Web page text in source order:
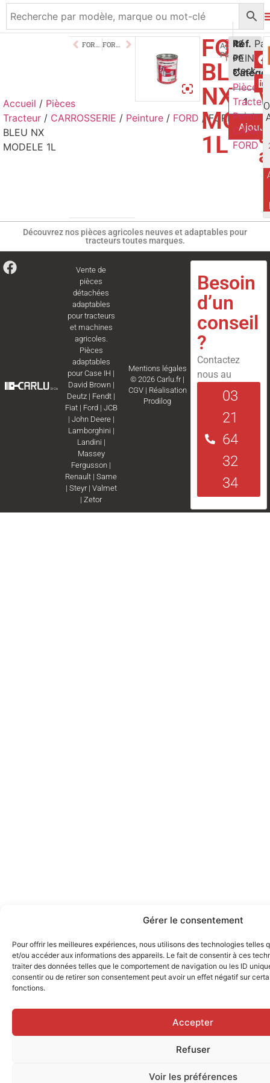
Gérer le consentement
Pour offrir les meilleures expériences, nous utilisons des technologies telles
et/ou accéder aux informations des appareils. Le fait de consentir à ces
traiter des données telles que le comportement de navigation ou les ID
consentir ou de retirer son consentement peut avoir un effet négatif sur
fonctions.
Accepter
Refuser
Voir les préférences
Accueil / Pièces
Tracteur / CARROSSERIE / Peinture / FORD / FORD
BLEU NX
MODELE 1L
FORD
BLEU
NX
1L
Application
Pistolet/
21,50€
TTC
48
en
stock
Réf.
Pièces
Tracteur
Peinture
FORD
Découvrez nos pièces agricoles neuves et adaptables pour
tracteurs toutes marques.
Vente de
pièces
détachées
adaptables
pour tracteurs
et machines
agricoles.
Pièces
adaptables
pourCase IH |
David Brown|
Deutz | Fendt |
Fiat| Ford | JCB
| John Deere|
Lamborghini |
Landini |
Massey
Fergusson |
Renault |Same
| Steyr| Valmet
|Zetor
Mentions légales
© 2026 Carlu.fr |
CGV| Réalisation
Prodilog
Besoin
d’un
conseil
?
Contactez
nous au
03
21
64
32
34